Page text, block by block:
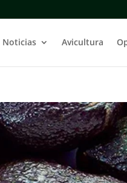
Noticias Avicultura